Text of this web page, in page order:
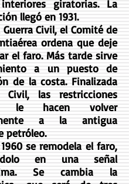
giratorias. La
llegó en 1931.
Civil, el Comité de
ordena que deje
el faro. Más tarde sirve
a un puesto de
de la costa. Finalizada
Civil, las restricciones
le hacen volver
a la antigua
petróleo.
se remodela el faro,
en una señal
Se cambia la